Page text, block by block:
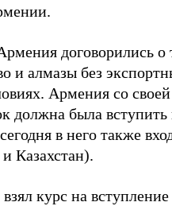
договорились
и алмазы без
Армения со
должна была
в него также
Казахстан).
курс на